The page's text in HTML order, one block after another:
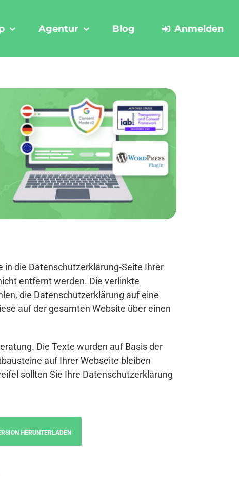
Agentur Blog Anmelden
in die Datenschutzerklärung-Seite Ihrer
entfernt werden. Die verlinkte
die Datenschutzerklärung auf eine
auf der gesamten Website über einen
Die Texte wurden auf Basis der
auf Ihrer Webseite bleiben
sollten Sie Ihre Datenschutzerklärung
HERUNTERLADEN